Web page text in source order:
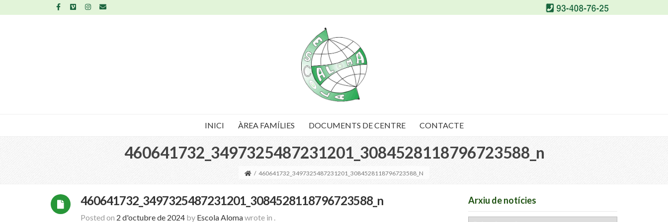
INICI ÀREA FAMÍLIES DOCUMENTS DE CENTRE CONTACTE
460641732_3497325487231201_3084528118796723588_n
/ 460641732_3497325487231201_3084528118796723588_N
460641732_3497325487231201_3084528118796723588_n
Posted on 2 d'octubre de 2024 by Escola Alomawrote in .
Arxiu de notícies